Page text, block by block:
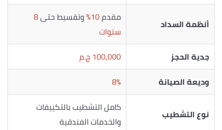
أنظمة السداد مقدم10% وتقسيط حتى8
سنوات
جدية الحجز
100,000 ج.م
وديعة الصيانة
8%
نوع التشطيب
كامل التشطيب بالتكييفات
والخدمات الفندقية